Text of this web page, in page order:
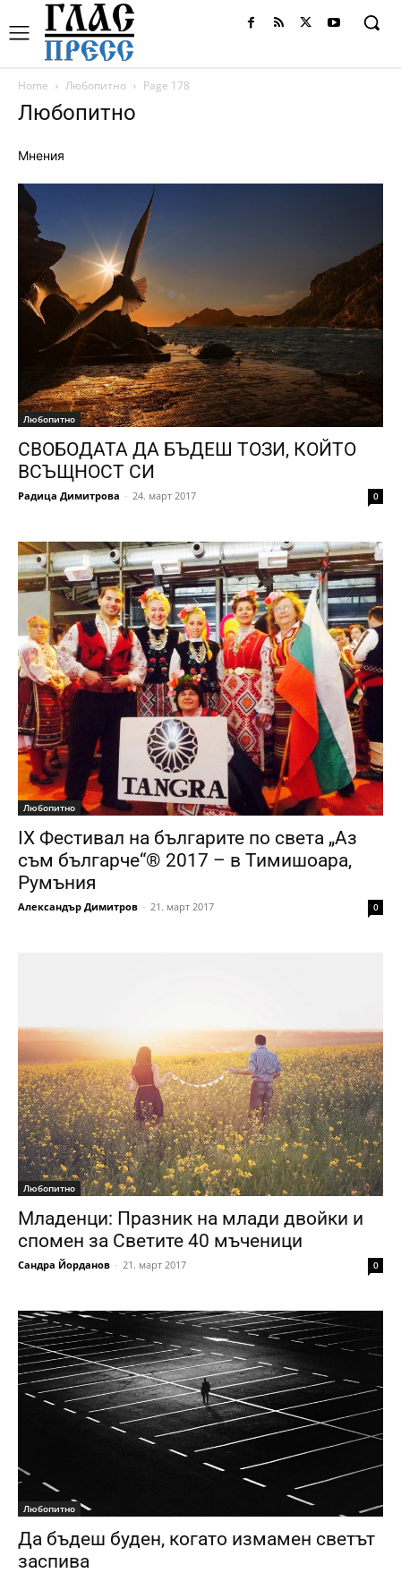
Home Любопитно Page 178
Любопитно
Мнения
Любопитно
СВОБОДАТА ДА БЪДЕШ ТОЗИ, КОЙТО
ВСЪЩНОСТ СИ
Радица Димитрова - 24. март 2017 0
Любопитно
IX Фестивал на българите по света „Аз
съм българче“® 2017 – в Тимишоара,
Румъния
Александър Димитров - 21. март 2017 0
Любопитно
Младенци: Празник на млади двойки и
спомен за Светите 40 мъченици
Сандра Йорданов - 21. март 2017 0
Любопитно
Да бъдеш буден, когато измамен светът
заспива